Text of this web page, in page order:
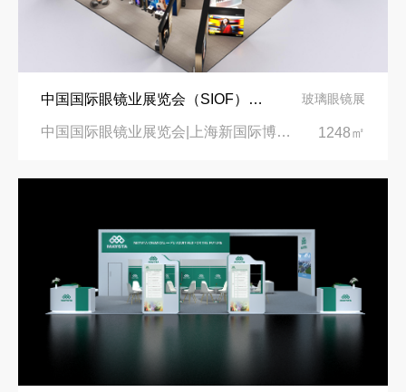
中国国际眼镜业展览会（SIOF）‌展台设计搭建-眼镜业巨头依视路陆逊梯卡 玻璃眼镜展
中国国际眼镜业展览会|上海新国际博览中心‌ 1248㎡